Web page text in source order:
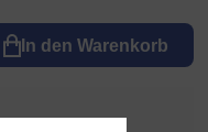
In den Warenkorb